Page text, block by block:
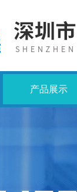
产品展示